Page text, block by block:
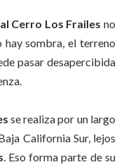
Cerro Los Frailes no
hay sombra, el terreno
pasar desapercibida
se realiza por un largo
California Sur, lejos
. Eso forma parte de su